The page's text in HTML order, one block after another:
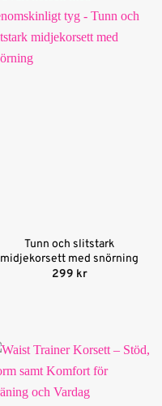
Tunn och slitstark
midjekorsett med snörning
299 kr